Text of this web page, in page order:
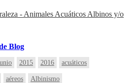
- Animales Acuáticos Albinos y/o
Blog
2015 2016 acuáticos
aéreos Albinismo